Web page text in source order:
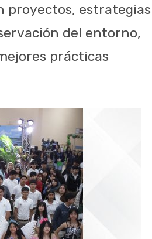
proyectos, estrategias
del entorno,
prácticas